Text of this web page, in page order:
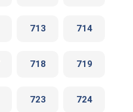
Play Video
713 714
718 719
723 724